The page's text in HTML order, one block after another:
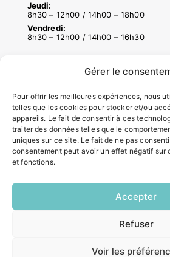
Gérer le
Pour offrir les meilleures expériences, nous
telles que les cookies pour stocker et/ou
appareils. Le fait de consentir à ces
traiter des données telles que le
uniques sur ce site. Le fait de ne pas
consentement peut avoir un effet négatif sur
et fonctions.
Accepter
Refuser
Voir les
Jeudi:
8h30 – 12h00 / 14h00 – 18h00
Vendredi:
8h30 – 12h00 / 14h00 – 16h30
ACCÉS RAPIDES
Contacter la mairie
Pôle santé
Le Saucatais
Formalités administratives
Restauration scolaire
Demander un composteur
INFORMATIONS LÉGALES